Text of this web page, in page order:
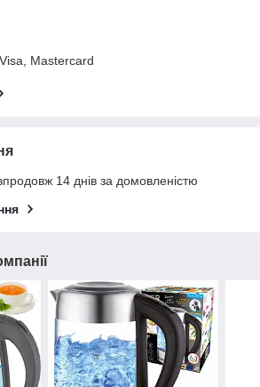
Mastercard
14 днів за домовленістю